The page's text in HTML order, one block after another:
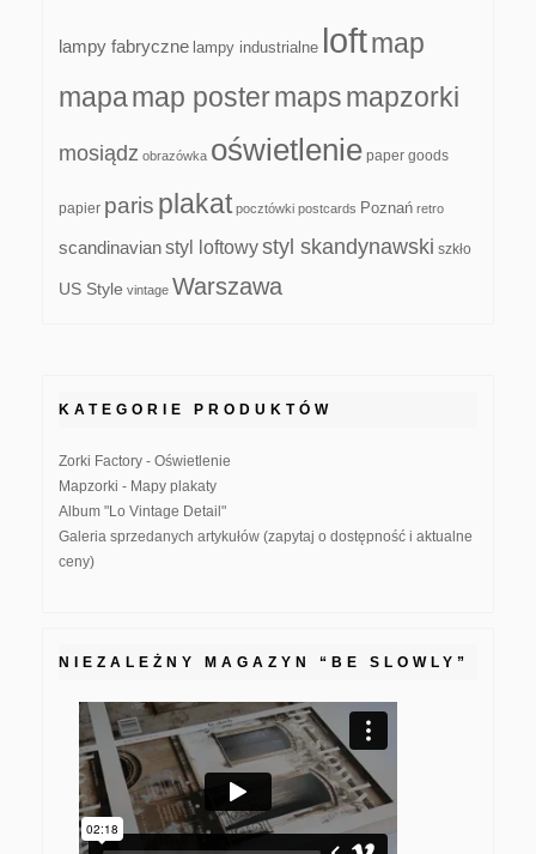
lampy fabryczne lampy industrialne loftmap
mapamap postermapsmapzorki
mosiądz obrazówka oświetlenie paper goods
papier paris plakat pocztówki postcards Poznań retro
scandinavianstyl loftowystyl skandynawski szkło
US Style vintage Warszawa
KATEGORIE PRODUKTÓW
Zorki Factory - Oświetlenie
Mapzorki - Mapy plakaty
Album "Lo Vintage Detail"
Galeria sprzedanych artykułów (zapytaj o dostępność i aktualne
ceny)
NIEZALEŻNY MAGAZYN “BE SLOWLY”